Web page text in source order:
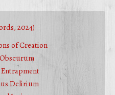
2024)
of Creation
Delirium